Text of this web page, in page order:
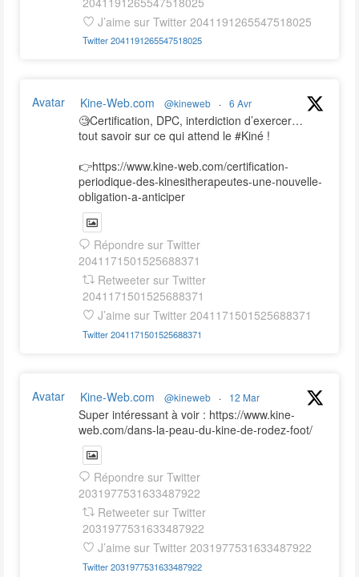
J’aime sur Twitter 2041191265547518025
Twitter2041191265547518025
Avatar Kine-Web.com @kineweb · 6 Avr
🧐Certification, DPC, interdiction d’exercer…
tout savoir sur ce qui attend le #Kiné !
👉https://www.kine-web.com/certification-
periodique-des-kinesitherapeutes-une-nouvelle-
obligation-a-anticiper
Répondre sur Twitter
2041171501525688371
Retweeter sur Twitter
2041171501525688371
J’aime sur Twitter 2041171501525688371
Twitter2041171501525688371
Avatar Kine-Web.com @kineweb · 12 Mar
Super intéressant à voir : https://www.kine-
web.com/dans-la-peau-du-kine-de-rodez-foot/
Répondre sur Twitter
2031977531633487922
Retweeter sur Twitter
2031977531633487922
J’aime sur Twitter 2031977531633487922
Twitter2031977531633487922